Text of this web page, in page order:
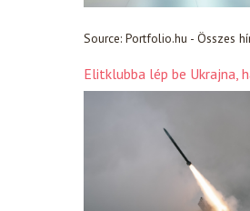
Source: Portfolio.hu - Összes
Elitklubba lép be Ukrajna,